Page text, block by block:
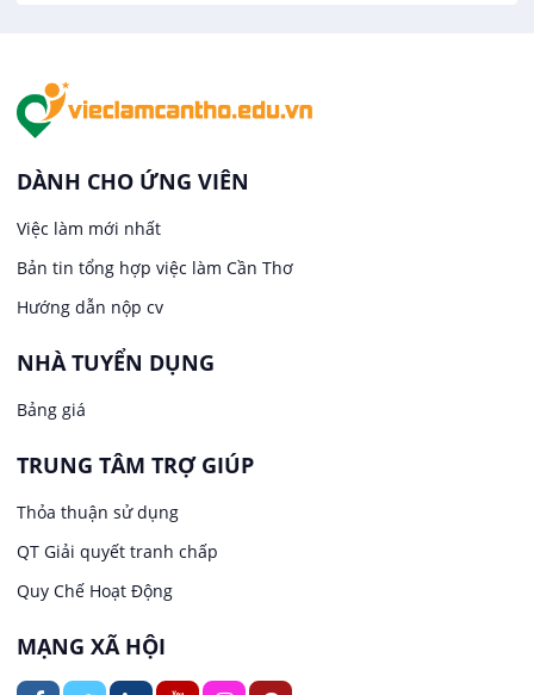
In ấn / Xuất bản
Kế toán
Lái xe
Lao Động Phổ Thông
Lễ tân
May mặc
Ngân hàng
Nhà hàng / Khách sạn
Việc làm tại An Bình
Việc làm tại Long Tuyền
Việc làm tại Hưng Phú
Việc làm tại Phước Thới
Việc làm tại Thới Long
Việc làm tại Trung Nhất
Việc làm tại Thuận Hưng
Việc làm tại Vị Thanh
DÀNH CHO ỨNG VIÊN
Việc làm mới nhất
Bản tin tổng hợp việc làm Cần Thơ
Hướng dẫn nộp cv
NHÀ TUYỂN DỤNG
Bảng giá
TRUNG TÂM TRỢ GIÚP
Thỏa thuận sử dụng
QT Giải quyết tranh chấp
Quy Chế Hoạt Động
MẠNG XÃ HỘI